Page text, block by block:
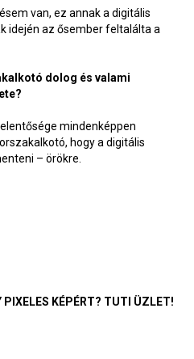
van, ez annak a digitális
idején az ősember feltalálta a
dolog és valami
mindenképpen
hogy a digitális
– örökre.
PIXELES KÉPÉRT? TUTI ÜZLET!